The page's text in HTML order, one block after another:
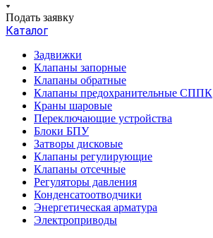
Подать заявку
Каталог
Задвижки
Клапаны запорные
Клапаны обратные
Клапаны предохранительные СППК
Краны шаровые
Переключающие устройства
Блоки БПУ
Затворы дисковые
Клапаны регулирующие
Клапаны отсечные
Регуляторы давления
Конденсатоотводчики
Энергетическая арматура
Электроприводы